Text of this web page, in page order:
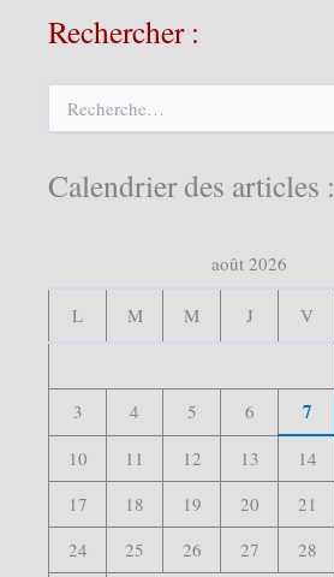
Rechercher :
e
e
Calendrier des articles :
août 2026
L M M J V
3
4 5 6 7
10
11 12 13 14
17
18 19 20 21
24
25 26 27 28